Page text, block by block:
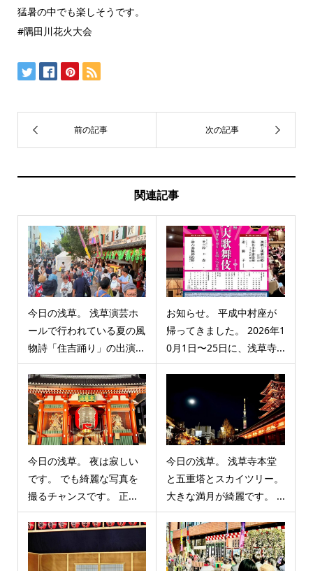
猛暑の中でも楽しそうです。
#隅田川花火大会
関連記事
今日の浅草。 浅草演芸ホ
ールで行われている夏の風
物詩「住吉踊り」の出演...
お知らせ。 平成中村座が
帰ってきました。 2026年1
0月1日〜25日に、浅草寺...
今日の浅草。 夜は寂しい
です。 でも綺麗な写真を
撮るチャンスです。 正...
今日の浅草。 浅草寺本堂
と五重塔とスカイツリー。
大きな満月が綺麗です。 ...